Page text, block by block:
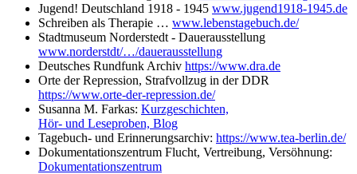
Jugend! Deutschland 1918 - 1945 www.jugend1918-1945.de
Schreiben als Therapie … www.lebenstagebuch.de/
Stadtmuseum Norderstedt - Dauerausstellung
www.norderstdt/…/dauerausstellung
Deutsches Rundfunk Archiv https://www.dra.de
Orte der Repression, Strafvollzug in der DDR
https://www.orte-der-repression.de/
Susanna M. Farkas: Kurzgeschichten,
Hör- und Leseproben, Blog
Tagebuch- und Erinnerungsarchiv: https://www.tea-berlin.de/
Dokumentationszentrum Flucht, Vertreibung, Versöhnung:
Dokumentationszentrum